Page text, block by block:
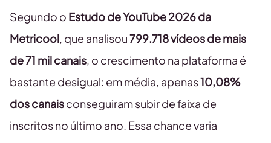
Segundo o Estudo de YouTube 2026 da
Metricool, que analisou799.718 vídeos de mais
de 71 mil canais, o crescimento na plataforma é
bastante desigual: em média, apenas10,08%
dos canaisconseguiram subir de faixa de
inscritos no último ano. Essa chance varia